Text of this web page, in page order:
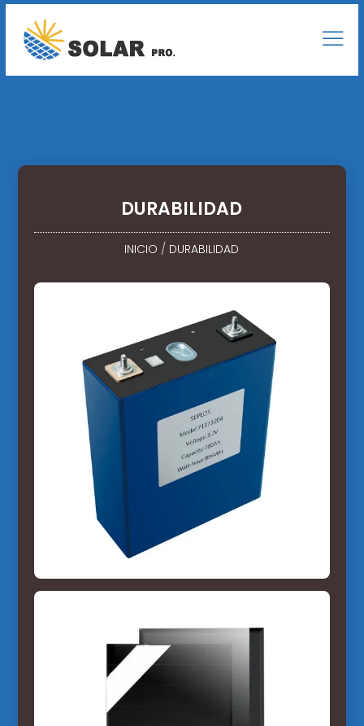
DURABILIDAD
INICIO / DURABILIDAD